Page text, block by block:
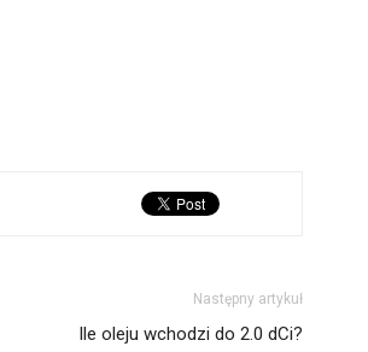
Następny artykuł
Ile oleju wchodzi do 2.0 dCi?